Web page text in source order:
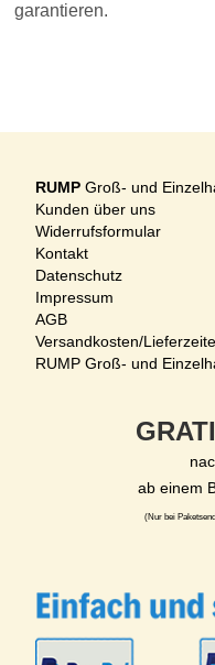
garantieren.
RUMP Groß- und
Kunden über uns
Widerrufsformular
Kontakt
Datenschutz
Impressum
AGB
Versandkosten/
RUMP Groß- und
ab einem
(Nur bei